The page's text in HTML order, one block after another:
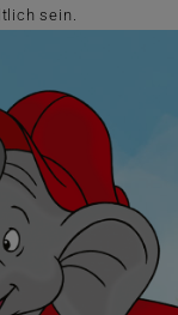
sein.